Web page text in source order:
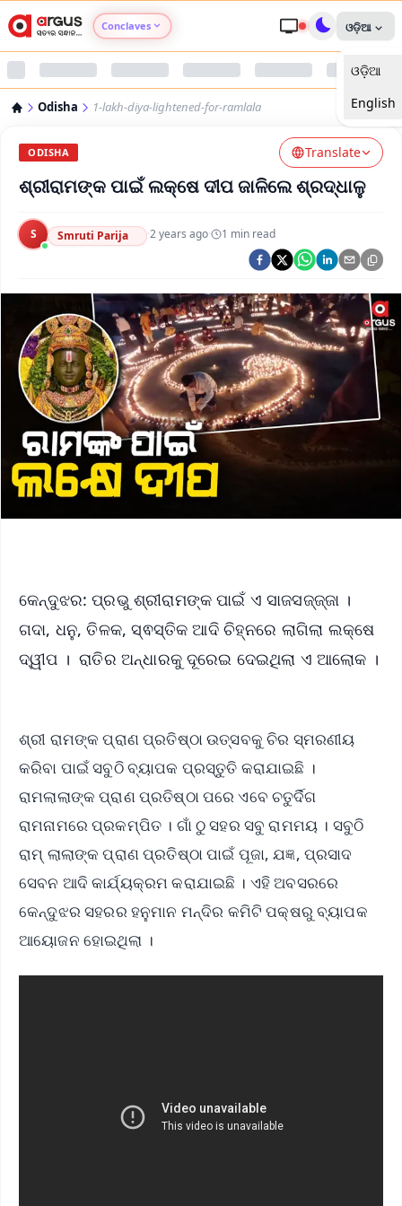
Conclaves
Argus Nari Shakti
Argus Swaad Odisha
Argus Chalo Dekhein Apna Desh
ଓଡ଼ିଆ
ଓଡ଼ିଆ
English
Odisha 1-lakh-diya-lightened-for-ramlala
ODISHA Translate
ଶ୍ରୀରାମଙ୍କ ପାଇଁ ଲକ୍ଷେ ଦୀପ ଜାଳିଲେ ଶ୍ରଦ୍ଧାଳୁ
S Smruti Parija ·2 years ago· 1 min read
କେନ୍ଦୁଝର: ପ୍ରଭୁ ଶ୍ରୀରାମଙ୍କ ପାଇଁ ଏ ସାଜସଜ୍ଜ୍ଜା ।
ଗଦା, ଧନୁ, ତିଳକ, ସ୍ଵସ୍ତିକ ଆଦି ଚିହ୍ନରେ ଲାଗିଲା ଲକ୍ଷେ
ଦ୍ୱୀପ । ରାତିର ଅନ୍ଧାରକୁ ଦୂରେଇ ଦେଇଥିଲା ଏ ଆଲୋକ ।
ଶ୍ରୀ ରାମଙ୍କ ପ୍ରାଣ ପ୍ରତିଷ୍ଠା ଉତ୍ସବକୁ ଚିର ସ୍ମରଣୀୟ
କରିବା ପାଇଁ ସବୁଠି ବ୍ୟାପକ ପ୍ରସ୍ତୁତି କରାଯାଇଛି ।
ରାମଲାଲାଙ୍କ ପ୍ରାଣ ପ୍ରତିଷ୍ଠା ପରେ ଏବେ ଚତୁର୍ଦିଗ
ରାମନାମରେ ପ୍ରକମ୍ପିତ । ଗାଁ ଠୁ ସହର ସବୁ ରାମମୟ । ସବୁଠି
ରାମ୍ ଲାଲାଙ୍କ ପ୍ରାଣ ପ୍ରତିଷ୍ଠା ପାଇଁ ପୂଜା, ଯଜ୍ଞ, ପ୍ରସାଦ
ସେବନ ଆଦି କାର୍ଯ୍ୟକ୍ରମ କରାଯାଇଛି । ଏହି ଅବସରରେ
କେନ୍ଦୁଝର ସହରର ହନୁମାନ ମନ୍ଦିର କମିଟି ପକ୍ଷରୁ ବ୍ୟାପକ
ଆୟୋଜନ ହୋଇଥିଲା ।